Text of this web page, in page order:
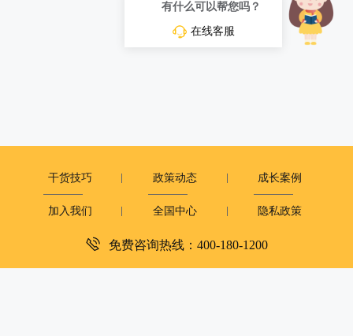
干货技巧 政策动态 成长案例
加入我们 全国中心 隐私政策
深圳市复米健康科技有限公司
有什么可以帮您吗？
在线客服
免费咨询热线：400-180-1200